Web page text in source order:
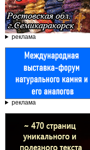
реклама
реклама